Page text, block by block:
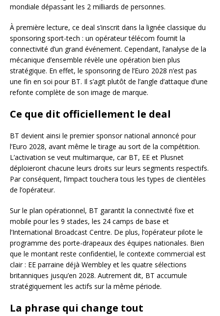
mondiale dépassant les 2 milliards de personnes.
À première lecture, ce deal s’inscrit dans la lignée classique du
sponsoring sport-tech : un opérateur télécom fournit la
connectivité d’un grand événement. Cependant, l’analyse de la
mécanique d’ensemble révèle une opération bien plus
stratégique. En effet, le sponsoring de l’Euro 2028 n’est pas
une fin en soi pour BT. Il s’agit plutôt de l’angle d’attaque d’une
refonte complète de son image de marque.
Ce que dit officiellement le deal
BT devient ainsi le premier sponsor national annoncé pour
l’Euro 2028, avant même le tirage au sort de la compétition.
L’activation se veut multimarque, car BT, EE et Plusnet
déploieront chacune leurs droits sur leurs segments respectifs.
Par conséquent, l’impact touchera tous les types de clientèles
de l’opérateur.
Sur le plan opérationnel, BT garantit la connectivité fixe et
mobile pour les 9 stades, les 24 camps de base et
l’International Broadcast Centre. De plus, l’opérateur pilote le
programme des porte-drapeaux des équipes nationales. Bien
que le montant reste confidentiel, le contexte commercial est
clair : EE parraine déjà Wembley et les quatre sélections
britanniques jusqu’en 2028. Autrement dit, BT accumule
stratégiquement les actifs sur la même période.
La phrase qui change tout